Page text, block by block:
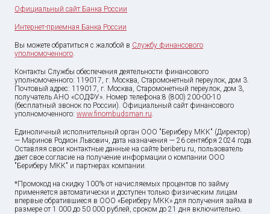
Официальный сайт Банка России
Интернет-приемная Банка России
Вы можете обратиться с жалобой в Службу финансового
уполномоченного.
Контакты Службы обеспечения деятельности финансового
уполномоченного: 119017, г. Москва, Старомонетный переулок, дом 3.
Почтовый адрес: 119017, г. Москва, Старомонетный переулок, дом 3,
получатель АНО «СОДФУ». Номер телефона:8 (800) 200-00-10
(бесплатный звонок по России). Официальный сайт финансового
уполномоченного: www.finombudsman.ru.
Единоличный исполнительный орган ООО "Бериберу МКК" (Директор)
— Маринов Родион Львович, дата назначения — 26 сентября 2024 года.
Оставляя свои контактные данные на сайте beriberu.ru, пользователь
дает свое согласие на получение информации о компании ООО
"Бериберу МКК" и партнерах компании.
*Промокод на скидку 100% от начисляемых процентов по займу
применяется автоматически и доступен только физическим лицам
впервые обратившиеся в ООО «Бериберу МКК» для получения займа в
размере от1 000 до 50 000 рублей, сроком до 21 дня включительно.